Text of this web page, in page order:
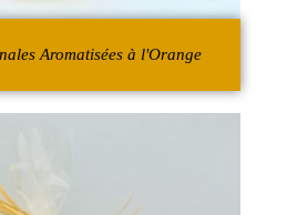
Aromatisées à l'Orange